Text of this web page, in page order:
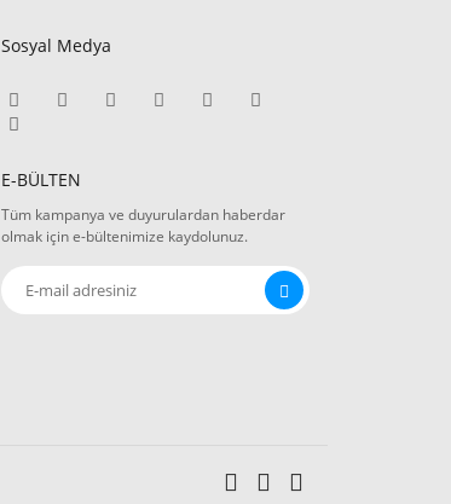
Sosyal Medya
E-BÜLTEN
Tüm kampanya ve duyurulardan haberdar
olmak için e-bültenimize kaydolunuz.